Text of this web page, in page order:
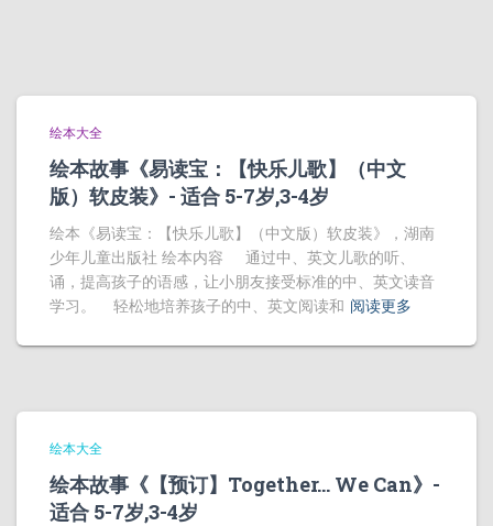
绘本大全
绘本故事《易读宝：【快乐儿歌】（中文
版）软皮装》- 适合 5-7岁,3-4岁
绘本《易读宝：【快乐儿歌】（中文版）软皮装》，湖南
少年儿童出版社 绘本内容 通过中、英文儿歌的听、
诵，提高孩子的语感，让小朋友接受标准的中、英文读音
学习。 轻松地培养孩子的中、英文阅读和 阅读更多
绘本大全
绘本故事《【预订】Together… We Can》-
适合 5-7岁,3-4岁